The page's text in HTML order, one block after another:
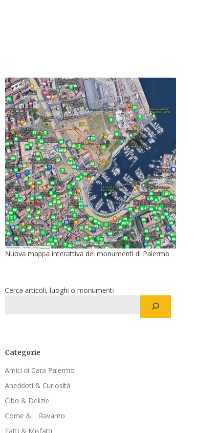
Nuova mappa interattiva dei monumenti di Palermo
Cerca articoli, luoghi o monumenti
Categorie
Amici di Cara Palermo
Aneddoti & Curiosità
Cibo & Delizie
Come &… Ravamo
Fatti & Misfatti